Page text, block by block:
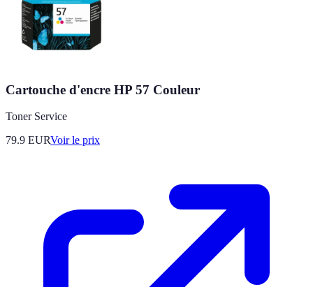
Cartouche d'encre HP 57 Couleur
Toner Service
79.9 EURVoir le prix